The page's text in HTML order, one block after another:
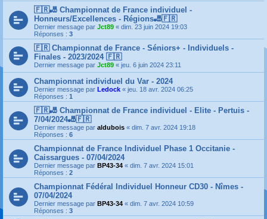
🇫🇷🎳 Championnat de France individuel -
Honneurs/Excellences - Régions🎳🇫🇷
Dernier message par Jct89 « dim. 23 juin 2024 19:03
Réponses : 3
🇫🇷 Championnat de France - Séniors+ - Individuels -
Finales - 2023/2024 🇫🇷
Dernier message par Jct89 « jeu. 6 juin 2024 23:11
Championnat individuel du Var - 2024
Dernier message par Ledock « jeu. 18 avr. 2024 06:25
Réponses : 1
🇫🇷🎳 Championnat de France individuel - Elite - Pertuis -
7/04/2024🎳🇫🇷
Dernier message par aldubois « dim. 7 avr. 2024 19:18
Réponses : 6
Championnat de France Individuel Phase 1 Occitanie -
Caissargues - 07/04/2024
Dernier message par BP43-34 « dim. 7 avr. 2024 15:01
Réponses : 2
Championnat Fédéral Individuel Honneur CD30 - Nîmes -
07/04/2024
Dernier message par BP43-34 « dim. 7 avr. 2024 10:59
Réponses : 3